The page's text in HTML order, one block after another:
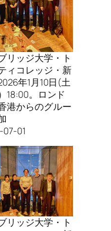
リッジ大学・ト
ィコレッジ・新
年1月10日(土
18:00。ロンド
港からのグルー
01
リッジ大学・ト